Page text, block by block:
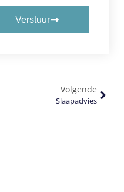
Verstuur
Volgende
Slaapadvies